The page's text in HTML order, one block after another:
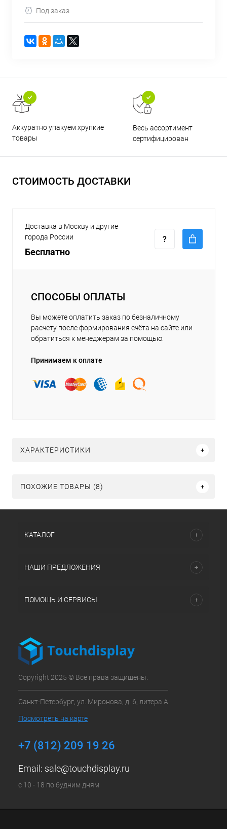
Под заказ
Аккуратно упакуем хрупкие
товары
Весь ассортимент
сертифицирован
СТОИМОСТЬ ДОСТАВКИ
Доставка в Москву и другие
города России
Бесплатно
СПОСОБЫ ОПЛАТЫ
Вы можете оплатить заказ по безналичному
расчету после формирования счёта на сайте или
обратиться к менеджерам за помощью.
Принимаем к оплате
ХАРАКТЕРИСТИКИ
ПОХОЖИЕ ТОВАРЫ (8)
КАТАЛОГ
НАШИ ПРЕДЛОЖЕНИЯ
ПОМОЩЬ И СЕРВИСЫ
Copyright 2025 © Все права защищены.
Санкт-Петербург, ул. Миронова, д. 6, литера А
Посмотреть на карте
+7 (812) 209 19 26
Email: sale@touchdisplay.ru
с 10 - 18 по будним дням